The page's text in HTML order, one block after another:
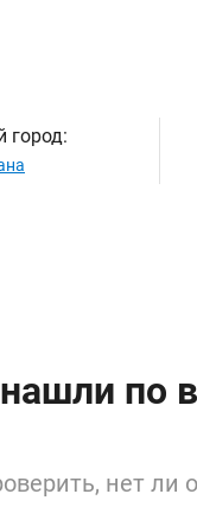
город:
по
нет ли